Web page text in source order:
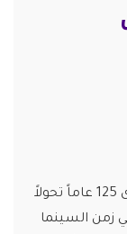
تُظهر رحلة **أفلام الكريسماس** على مدى 125 عاماً تحولاً
زمن السينما